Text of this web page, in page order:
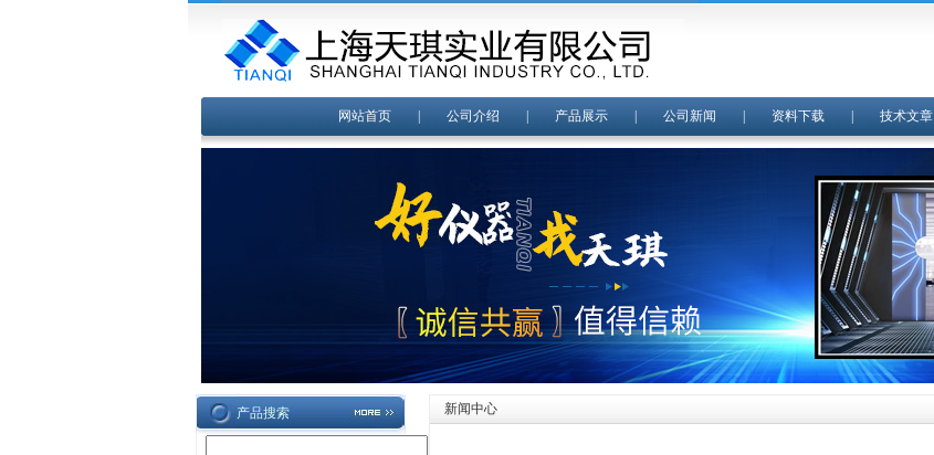
网站首页 公司介绍 产品展示 公司新闻 资料下载 技术文章
产品搜索 新闻中心